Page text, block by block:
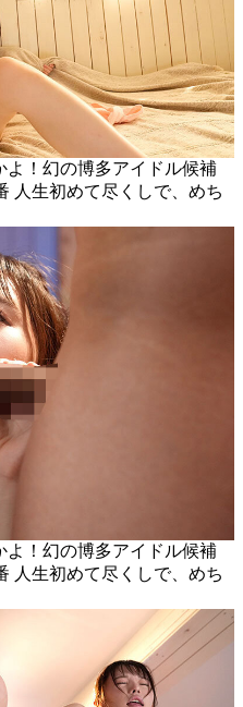
よ！幻の博多アイドル候補
人生初めて尽くしで、めち
よ！幻の博多アイドル候補
人生初めて尽くしで、めち